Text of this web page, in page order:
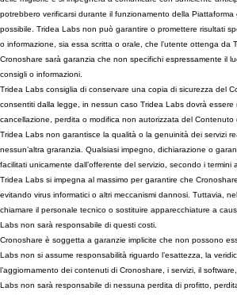
potrebbero verificarsi durante il funzionamento della Piattaforma
possibile. Tridea Labs non può garantire o promettere risultati
o informazione, sia essa scritta o orale, che l’utente ottenga da
Cronoshare sarà garanzia che non specifichi espressamente il
consigli o informazioni.
Tridea Labs consiglia di conservare una copia di sicurezza del
consentiti dalla legge, in nessun caso Tridea Labs dovrà essere
cancellazione, perdita o modifica non autorizzata del Contenuto
Tridea Labs non garantisce la qualità o la genuinità dei servizi
nessun’altra graranzia. Qualsiasi impegno, dichiarazione o
facilitati unicamente dall’offerente del servizio, secondo i termini
Tridea Labs si impegna al massimo per garantire che
evitando virus informatici o altri meccanismi dannosi. Tuttavia,
chiamare il personale tecnico o sostituire apparecchiature a
Labs non sarà responsabile di questi costi.
Cronoshare è soggetta a garanzie implicite che non possono
Labs non si assume responsabilità riguardo l’esattezza, la
l’aggiornamento dei contenuti di Cronoshare, i servizi, il
Labs non sarà responsabile di nessuna perdita di profitto,